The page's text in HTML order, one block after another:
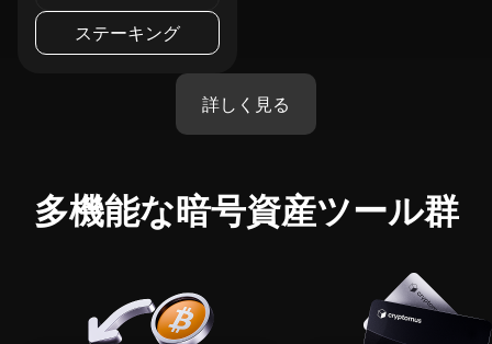
ステーキング
詳しく見る
多機能な暗号資産ツール群